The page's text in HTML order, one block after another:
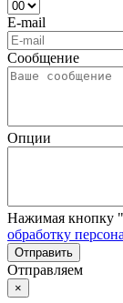
E-mail
Сообщение
Опции
Нажимая кнопку
обработку
Отправляем
×